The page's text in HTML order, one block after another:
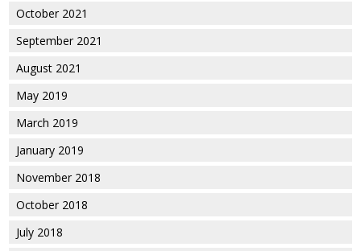
October 2021
September 2021
August 2021
May 2019
March 2019
January 2019
November 2018
October 2018
July 2018